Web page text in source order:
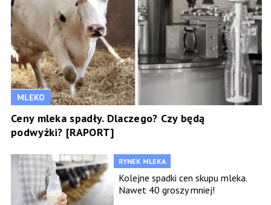
MLEKO
Ceny mleka spadły. Dlaczego? Czy będą
podwyżki? [RAPORT]
RYNEK MLEKA
Kolejne spadki cen skupu mleka.
Nawet 40 groszy mniej!